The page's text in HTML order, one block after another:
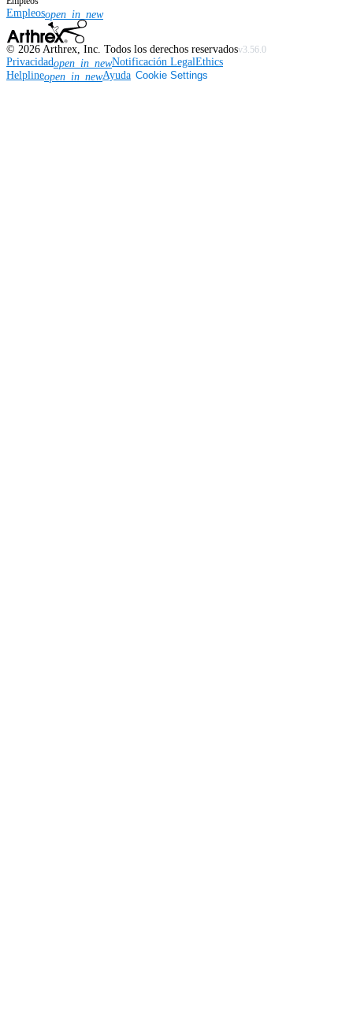
Empleosopen_in_new
© 2026 Arthrex, Inc. Todos los derechos reservadosv3.56.0
Privacidadopen_in_newNotificación LegalEthics
Helplineopen_in_newAyuda Cookie Settings